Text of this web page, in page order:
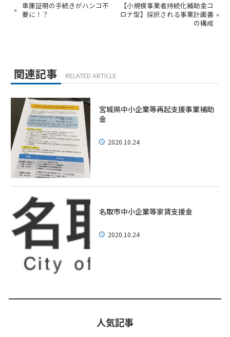
« 車庫証明の手続きがハンコ不
要に！？
【小規模事業者持続化補助金コ
ロナ型】採択される事業計画書
の構成
»
関連記事 RELATED ARTICLE
宮城県中小企業等再起支援事業補助
金
2020.10.24
名取市中小企業等家賃支援金
2020.10.24
人気記事